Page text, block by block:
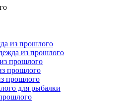
из прошлого
из прошлого
прошлого
прошлого
прошлого
для рыбалки